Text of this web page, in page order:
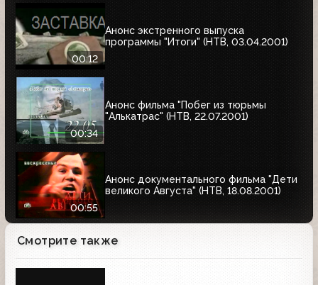
00:12
Анонс экстренного выпуска
программы "Итоги" (НТВ, 03.04.2001)
00:34
Анонс фильма "Побег из тюрьмы
"Алькатрас" (НТВ, 22.07.2001)
00:55
Анонс документального фильма "Дети
великого Августа" (НТВ, 18.08.2001)
Смотрите также